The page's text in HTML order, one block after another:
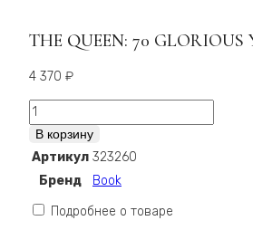
THE QUEEN: 70 GLORIOUS
4 370 ₽
Количество
The
Queen:
70
Glorious
Years
В корзину
Артикул 323260
Бренд
Book
Подробнее о товаре